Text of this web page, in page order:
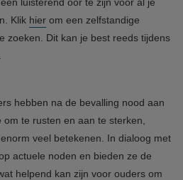
Klik hier om een zelfstandige
zoeken. Dit kan je best reeds tijdens
hebben na de bevalling nood aan
te rusten en aan te sterken,
veel betekenen. In dialoog met
actuele noden en bieden ze de
helpend kan zijn voor ouders om